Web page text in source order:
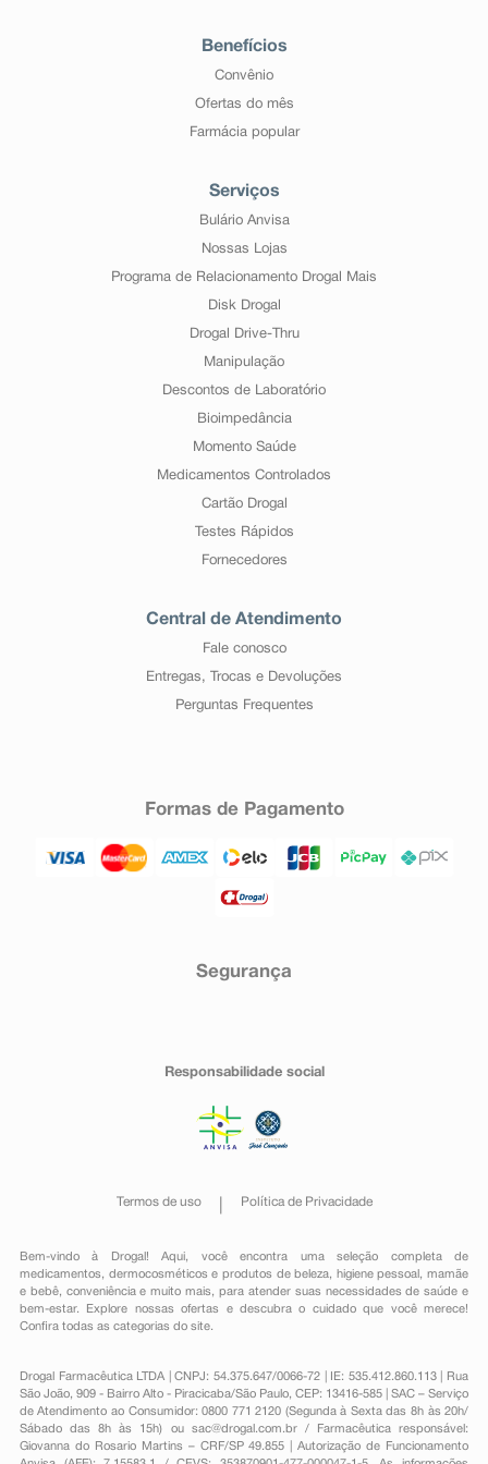
Benefícios
Convênio
Ofertas do mês
Farmácia popular
Serviços
Bulário Anvisa
Nossas Lojas
Programa de Relacionamento Drogal Mais
Disk Drogal
Drogal Drive-Thru
Manipulação
Descontos de Laboratório
Bioimpedância
Momento Saúde
Medicamentos Controlados
Cartão Drogal
Testes Rápidos
Fornecedores
Central de Atendimento
Fale conosco
Entregas, Trocas e Devoluções
Perguntas Frequentes
Formas de Pagamento
Segurança
Responsabilidade social
Termos de uso Política de Privacidade
Bem-vindo à Drogal! Aqui, você encontra uma seleção completa de
medicamentos , dermocosméticos e produtos de beleza, higiene pessoal ,mamãe
e bebê, conveniênciae muito mais, para atender suas necessidades de saúde e
bem-estar. Explore nossas ofertas e descubra o cuidado que você merece!
Confira todas as categorias do site.
Drogal Farmacêutica LTDA | CNPJ: 54.375.647/0066-72 | IE: 535.412.860.113 | Rua
São João, 909 - Bairro Alto - Piracicaba/São Paulo, CEP: 13416-585 | SAC – Serviço
de Atendimento ao Consumidor: 0800 771 2120 (Segunda à Sexta das 8h às 20h/
Sábado das 8h às 15h) ou sac@drogal.com.br/ Farmacêutica responsável:
Giovanna do Rosario Martins – CRF/SP 49.855 | Autorização de Funcionamento